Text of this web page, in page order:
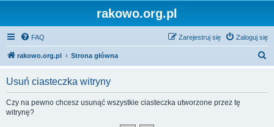
rakowo.org.pl
FAQ Zaloguj się
Zarejestruj się
rakowo.org.pl Strona główna
Usuń ciasteczka witryny
Czy na pewno chcesz usunąć wszystkie ciasteczka utworzone przez tę
witrynę?